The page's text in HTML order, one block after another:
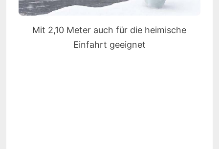
Mit 2,10 Meter auch für die heimische
Einfahrt geeignet